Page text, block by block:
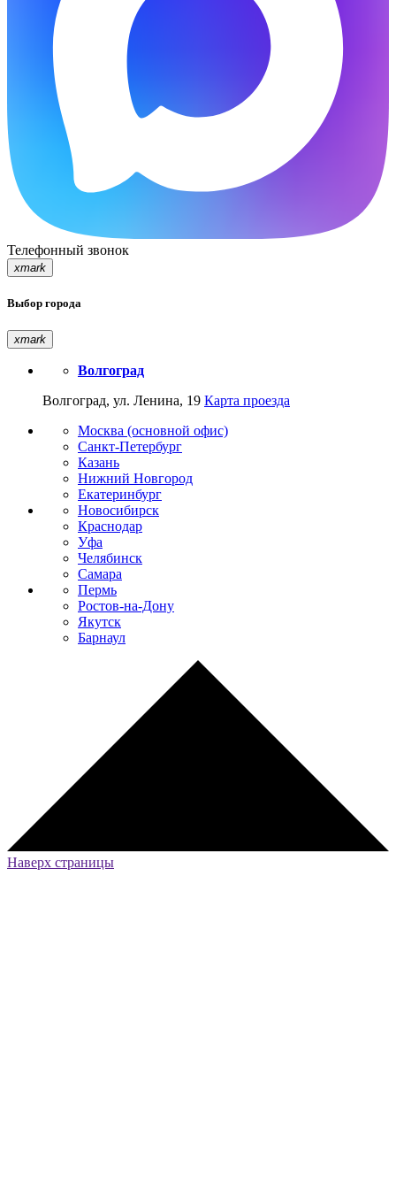
Телефонный звонок
xmark
Выбор города
xmark
Волгоград
Волгоград, ул. Ленина, 19 Карта проезда
Москва (основной офис)
Санкт-Петербург
Казань
Нижний Новгород
Екатеринбург
Новосибирск
Краснодар
Уфа
Челябинск
Самара
Пермь
Ростов-на-Дону
Якутск
Барнаул
Наверх страницы